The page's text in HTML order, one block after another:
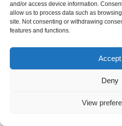
and/or access device information.
allow us to process data such as
site. Not consenting or withdrawing
features and functions.
Accept
Deny
View